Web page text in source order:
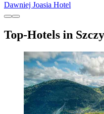
Dawniej Joasia Hotel
Top-Hotels in